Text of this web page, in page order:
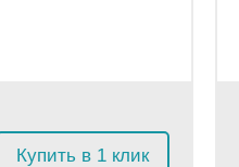
Купить в 1 клик